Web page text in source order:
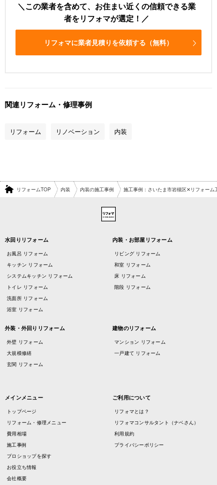
この業者を含めて、お住まい近くの信頼できる業
者をリフォマが選定！
リフォマに業者見積りを依頼する（無料）
関連リフォーム・修理事例
リフォーム リノベーション 内装
リフォームTOP 内装 内装の施工事例 施工事例：さいたま市岩槻区✕リフォー
水回りリフォーム
お風呂 リフォーム
キッチン リフォーム
システムキッチン リフォーム
トイレ リフォーム
洗面所 リフォーム
浴室 リフォーム
内装・お部屋リフォーム
リビング リフォーム
和室 リフォーム
床 リフォーム
階段 リフォーム
外装・外回りリフォーム
外壁 リフォーム
大規模修繕
玄関 リフォーム
建物のリフォーム
マンション リフォーム
一戸建て リフォーム
メインメニュー
トップページ
リフォーム・修理メニュー
費用相場
施工事例
プロショップを探す
お役立ち情報
会社概要
ご利用について
リフォマとは？
リフォマコンサルタント（ナベさん）
利用規約
プライバシーポリシー